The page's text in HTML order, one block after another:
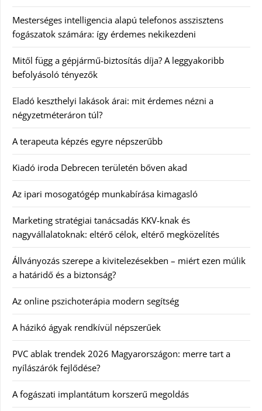
Mesterséges intelligencia alapú telefonos asszisztens
fogászatok számára: így érdemes nekikezdeni
Mitől függ a gépjármű-biztosítás díja? A leggyakoribb
befolyásoló tényezők
Eladó keszthelyi lakások árai: mit érdemes nézni a
négyzetméteráron túl?
A terapeuta képzés egyre népszerűbb
Kiadó iroda Debrecen területén bőven akad
Az ipari mosogatógép munkabírása kimagasló
Marketing stratégiai tanácsadás KKV-knak és
nagyvállalatoknak: eltérő célok, eltérő megközelítés
Állványozás szerepe a kivitelezésekben – miért ezen múlik
a határidő és a biztonság?
Az online pszichoterápia modern segítség
A házikó ágyak rendkívül népszerűek
PVC ablak trendek 2026 Magyarországon: merre tart a
nyílászárók fejlődése?
A fogászati implantátum korszerű megoldás